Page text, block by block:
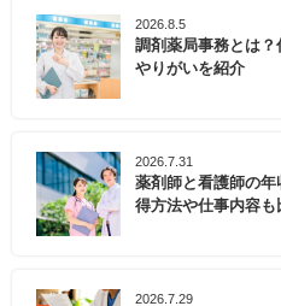
2026.8.5
調剤薬局事務とは？
やりがいを紹介
2026.7.31
薬剤師と看護師の
得方法や仕事内容も
2026.7.29